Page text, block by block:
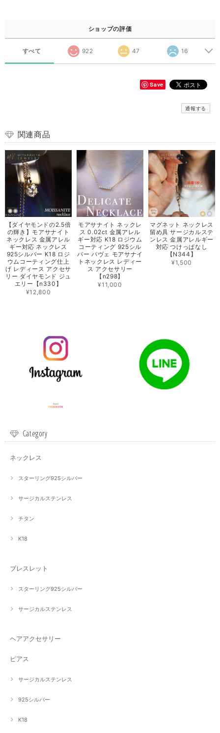
ショップの評価
すべて 922 47 16
Save
通報する
関連商品
【ダイヤモンドの2.5倍
の輝き】モアサナイト
ネックレス 金属アレル
ギー対応 ネックレス
925シルバー K18 ロジ
ウムコーティング仕上
げ レディース アクセサ
リー ダイヤモンド ジュ
エリー【n330】
¥12,800
モアサナイト ネックレ
ス 0.02ct 金属アレル
ギー対応 K18 ロジウム
コーティング 925シル
バー パヴェ モアサナイ
トネックレス レディー
ス アクセサリー
【n298】
¥11,000
マグネット ネックレス
留め具 サージカルステ
ンレス 金属アレルギー
対応 つけっぱなし
【N344】
¥1,500
Category
ネックレス
スターリング925シルバー
サージカルステンレス
チタン
K18
ブレスレット
スターリング925シルバー
サージカルステンレス
ヘアアクセサリー
ピアス
サージカルステンレス
925シルバー
K18